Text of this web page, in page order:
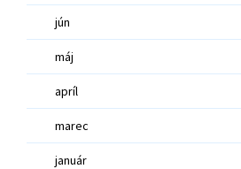
jún
máj
apríl
marec
január